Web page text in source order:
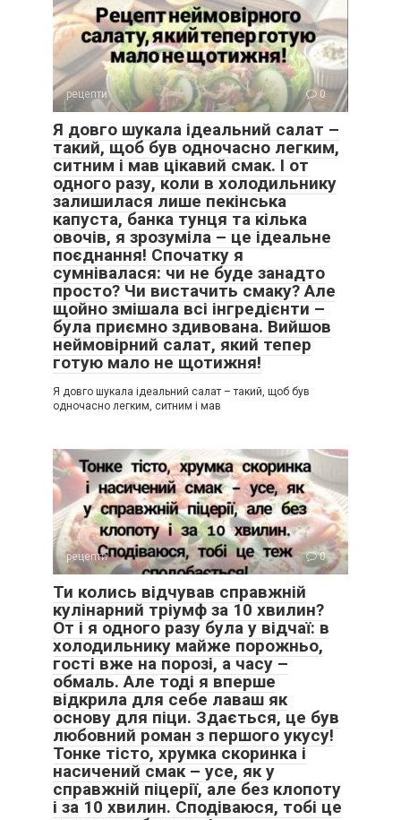
рецепти 0
Я довго шукала ідеальний салат –
такий, щоб був одночасно легким,
ситним і мав цікавий смак. І от
одного разу, коли в холодильнику
залишилася лише пекінська
капуста, банка тунця та кілька
овочів, я зрозуміла – це ідеальне
поєднання! Спочатку я
сумнівалася: чи не буде занадто
просто? Чи вистачить смаку? Але
щойно змішала всі інгредієнти –
була приємно здивована. Вийшов
неймовірний салат, який тепер
готую мало не щотижня!
Я довго шукала ідеальний салат – такий, щоб був
одночасно легким, ситним і мав
рецепти 0
Ти колись відчував справжній
кулінарний тріумф за 10 хвилин?
От і я одного разу була у відчаї: в
холодильнику майже порожньо,
гості вже на порозі, а часу –
обмаль. Але тоді я вперше
відкрила для себе лаваш як
основу для піци. Здається, це був
любовний роман з першого укусу!
Тонке тісто, хрумка скоринка і
насичений смак – усе, як у
справжній піцерії, але без клопоту
і за 10 хвилин. Сподіваюся, тобі це